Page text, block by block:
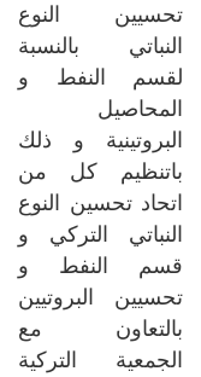
تحسيين النوع
النباتي بالنسبة
لقسم النفط و
المحاصيل
البروتينية و ذلك
باتنظيم كل من
اتحاد تحسين النوع
النباتي التركي و
قسم النفط و
تحسيين البروتيين
بالتعاون مع
الجمعية التركية